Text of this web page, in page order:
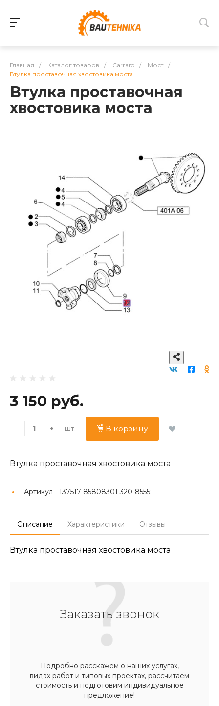
Главная / Каталог товаров / Carraro / Мост
/
Втулка проставочная хвостовика моста
Втулка проставочная
хвостовика моста
3 150 руб.
- + шт. В корзину
Втулка проставочная хвостовика моста
Артикул - 137517 85808301 320-8555;
Описание Характеристики Отзывы
Втулка проставочная хвостовика моста
Заказать звонок
Подробно расскажем о наших услугах,
видах работ и типовых проектах, рассчитаем
стоимость и подготовим индивидуальное
предложение!